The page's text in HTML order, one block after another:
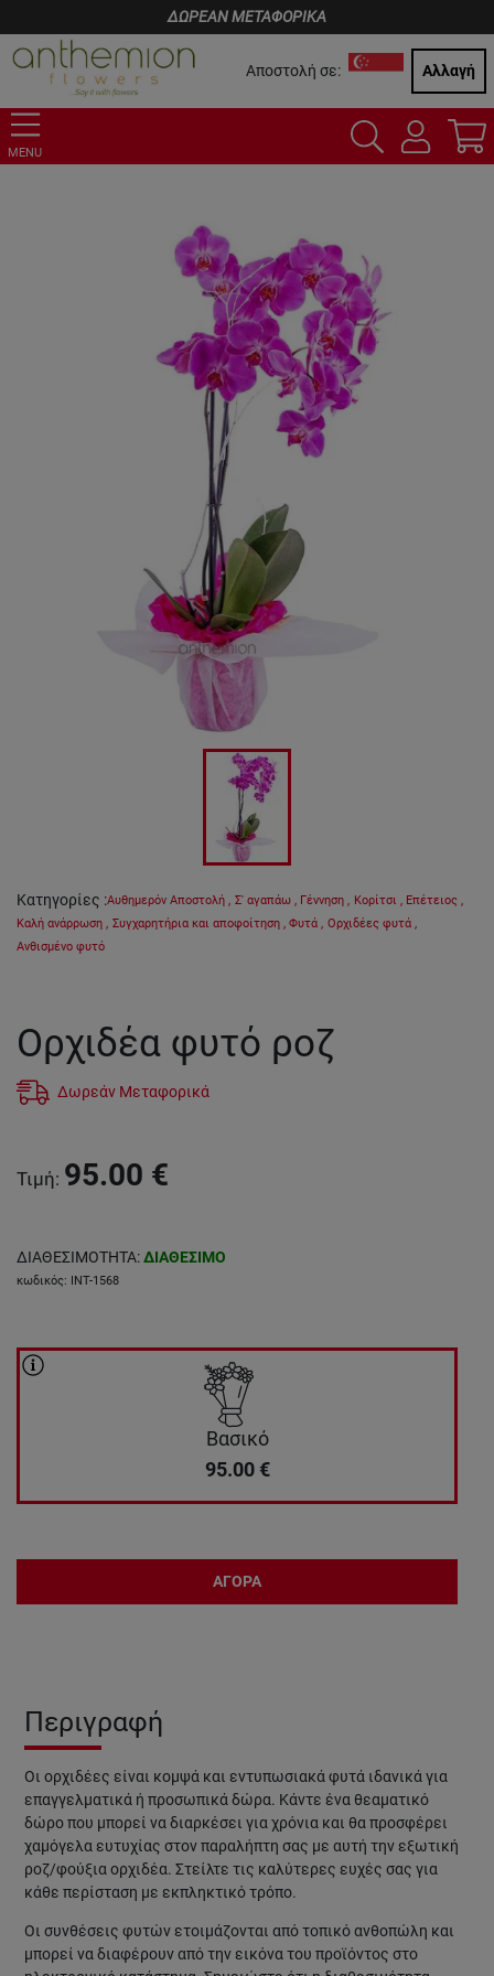
ΔΩΡΕΑΝ ΜΕΤΑΦΟΡΙΚΑ
Αποστολή σε: Αλλαγή
MENU
Κατηγορίες :Αυθημερόν Αποστολή , Σ' αγαπάω , Γέννηση , Κορίτσι , Επέτειος ,
Καλή ανάρρωση , Συγχαρητήρια και αποφοίτηση , Φυτά , Ορχιδέες φυτά ,
Ανθισμένο φυτό
Ορχιδέα φυτό ροζ
Δωρεάν Μεταφορικά
Τιμή: 95.00 €
ΔΙΑΘΕΣΙΜΟΤΗΤΑ:ΔΙΑΘΕΣΙΜΟ
κωδικός: INT-1568
Βασικό
95.00 €
ΑΓΟΡΑ
Περιγραφή
Οι ορχιδέες είναι κομψά και εντυπωσιακά φυτά ιδανικά για
επαγγελματικά ή προσωπικά δώρα. Κάντε ένα θεαματικό
δώρο που μπορεί να διαρκέσει για χρόνια και θα προσφέρει
χαμόγελα ευτυχίας στον παραλήπτη σας με αυτή την εξωτική
ροζ/φούξια ορχιδέα. Στείλτε τις καλύτερες ευχές σας για
κάθε περίσταση με εκπληκτικό τρόπο.
Οι συνθέσεις φυτών ετοιμάζονται από τοπικό ανθοπώλη και
μπορεί να διαφέρουν από την εικόνα του προϊόντος στο